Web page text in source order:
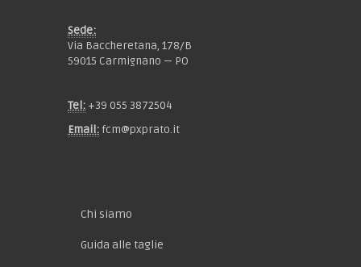
Sede:
Via Baccheretana, 178/B
59015 Carmignano — PO
Tel: +39 055 3872504
Email: fcm@pxprato.it
Chi siamo
Guida alle taglie